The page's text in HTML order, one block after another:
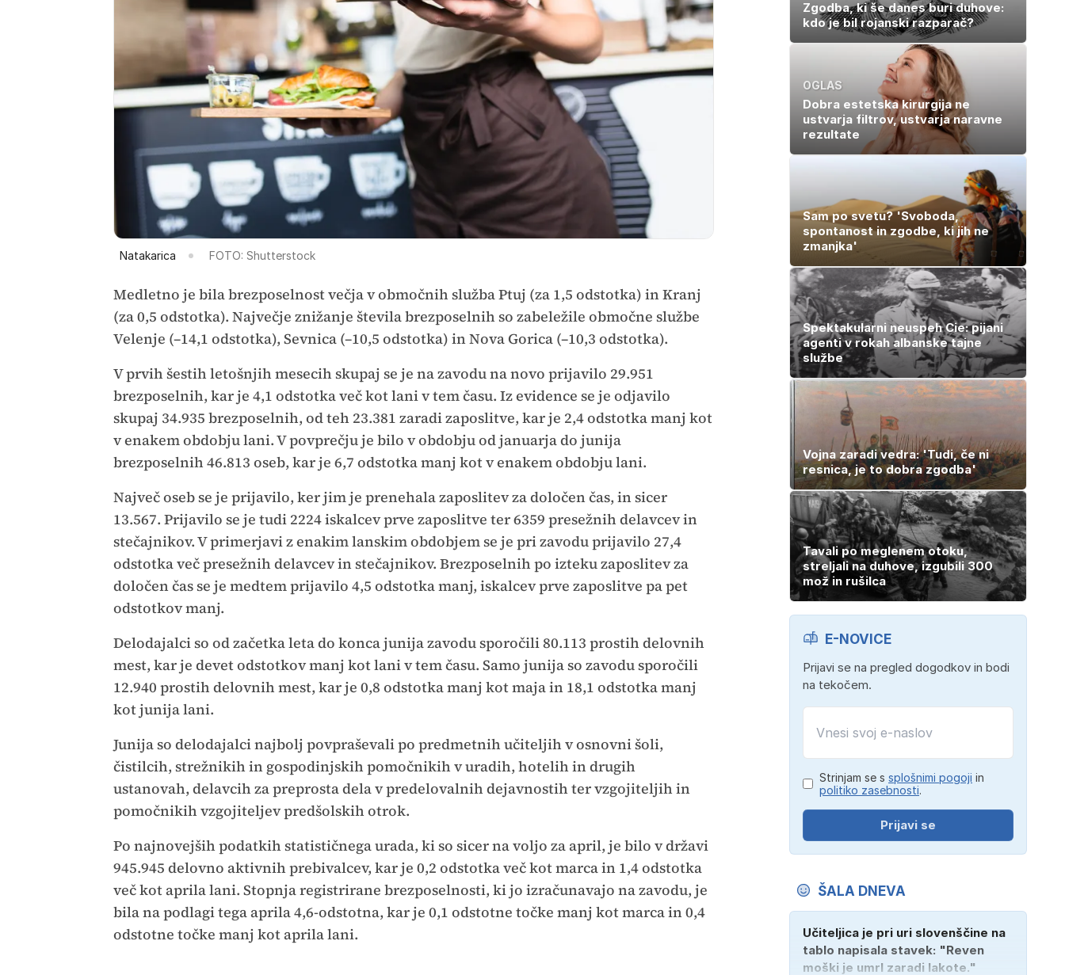
Natakarica FOTO: Shutterstock
Medletno je bila brezposelnost večja v območnih služba Ptuj (za 1,5 odstotka) in Kranj
(za 0,5 odstotka). Največje znižanje števila brezposelnih so zabeležile območne službe
Velenje (–14,1 odstotka), Sevnica (–10,5 odstotka) in Nova Gorica (–10,3 odstotka).
V prvih šestih letošnjih mesecih skupaj se je na zavodu na novo prijavilo 29.951
brezposelnih, kar je 4,1 odstotka več kot lani v tem času. Iz evidence se je odjavilo
skupaj 34.935 brezposelnih, od teh 23.381 zaradi zaposlitve, kar je 2,4 odstotka manj kot
v enakem obdobju lani. V povprečju je bilo v obdobju od januarja do junija
brezposelnih 46.813 oseb, kar je 6,7 odstotka manj kot v enakem obdobju lani.
Največ oseb se je prijavilo, ker jim je prenehala zaposlitev za določen čas, in sicer
13.567. Prijavilo se je tudi 2224 iskalcev prve zaposlitve ter 6359 presežnih delavcev in
stečajnikov. V primerjavi z enakim lanskim obdobjem se je pri zavodu prijavilo 27,4
odstotka več presežnih delavcev in stečajnikov. Brezposelnih po izteku zaposlitev za
določen čas se je medtem prijavilo 4,5 odstotka manj, iskalcev prve zaposlitve pa pet
odstotkov manj.
Delodajalci so od začetka leta do konca junija zavodu sporočili 80.113 prostih delovnih
mest, kar je devet odstotkov manj kot lani v tem času. Samo junija so zavodu sporočili
12.940 prostih delovnih mest, kar je 0,8 odstotka manj kot maja in 18,1 odstotka manj
kot junija lani.
Junija so delodajalci najbolj povpraševali po predmetnih učiteljih v osnovni šoli,
čistilcih, strežnikih in gospodinjskih pomočnikih v uradih, hotelih in drugih
ustanovah, delavcih za preprosta dela v predelovalnih dejavnostih ter vzgojiteljih in
pomočnikih vzgojiteljev predšolskih otrok.
Po najnovejših podatkih statističnega urada, ki so sicer na voljo za april, je bilo v državi
945.945 delovno aktivnih prebivalcev, kar je 0,2 odstotka več kot marca in 1,4 odstotka
več kot aprila lani. Stopnja registrirane brezposelnosti, ki jo izračunavajo na zavodu, je
bila na podlagi tega aprila 4,6-odstotna, kar je 0,1 odstotne točke manj kot marca in 0,4
odstotne točke manj kot aprila lani.
Zgodba, ki še danes buri duhove:
kdo je bil rojanski razparač?
OGLAS
Dobra estetska kirurgija ne
ustvarja filtrov, ustvarja naravne
rezultate
Sam po svetu? 'Svoboda,
spontanost in zgodbe, ki jih ne
zmanjka'
Spektakularni neuspeh Cie: pijani
agenti v rokah albanske tajne
službe
Vojna zaradi vedra: 'Tudi, če ni
resnica, je to dobra zgodba'
Tavali po meglenem otoku,
streljali na duhove, izgubili 300
mož in rušilca
E-NOVICE
Prijavi se na pregled dogodkov in bodi
na tekočem.
Strinjam se s splošnimi pogoji in
politiko zasebnosti.
Prijavi se
ŠALA DNEVA
Učiteljica je pri uri slovenščine na
tablo napisala stavek: "Reven
moški je umrl zaradi lakote."